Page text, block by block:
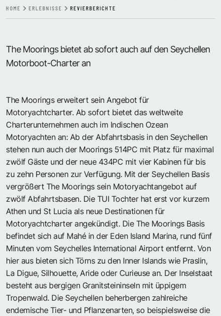
HOME ERLEBNISSE REVIERBERICHTE
The Moorings bietet ab sofort auch auf den Seychellen
Motorboot-Charter an
The Moorings erweitert sein Angebot für
Motoryachtcharter. Ab sofort bietet das weltweite
Charterunternehmen auch im Indischen Ozean
Motoryachten an: Ab der Abfahrtsbasis in den Seychellen
stehen nun auch der Moorings 514PC mit Platz für maximal
zwölf Gäste und der neue 434PC mit vier Kabinen für bis
zu zehn Personen zur Verfügung. Mit der Seychellen Basis
vergrößert The Moorings sein Motoryachtangebot auf
zwölf Abfahrtsbasen. Die TUI Tochter hat erst vor kurzem
Athen und St Lucia als neue Destinationen für
Motoryachtcharter angekündigt. Die The Moorings Basis
befindet sich auf Mahé in der Eden Island Marina, rund fünf
Minuten vom Seychelles International Airport entfernt. Von
hier aus bieten sich Törns zu den Inner Islands wie Praslin,
La Digue, Silhouette, Aride oder Curieuse an. Der Inselstaat
besteht aus bergigen Granitsteininseln mit üppigem
Tropenwald. Die Seychellen beherbergen zahlreiche
endemische Tier- und Pflanzenarten, so beispielsweise die